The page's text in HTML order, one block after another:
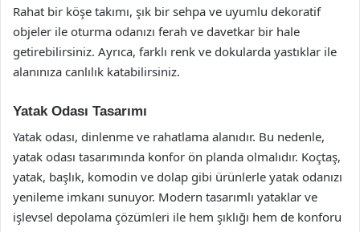
Rahat bir köşe takımı, şık bir sehpa ve uyumlu dekoratif
objeler ile oturma odanızı ferah ve davetkar bir hale
getirebilirsiniz. Ayrıca, farklı renk ve dokularda yastıklar ile
alanınıza canlılık katabilirsiniz.
Yatak Odası Tasarımı
Yatak odası, dinlenme ve rahatlama alanıdır. Bu nedenle,
yatak odası tasarımında konfor ön planda olmalıdır. Koçtaş,
yatak, başlık, komodin ve dolap gibi ürünlerle yatak odanızı
yenileme imkanı sunuyor. Modern tasarımlı yataklar ve
işlevsel depolama çözümleri ile hem şıklığı hem de konforu